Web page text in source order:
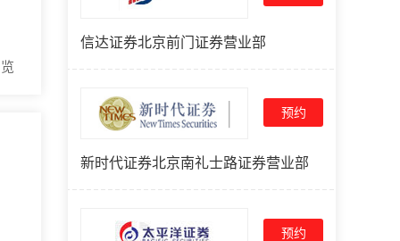
信达证券北京前门证券营业部
预约
新时代证券北京南礼士路证券营业部
预约